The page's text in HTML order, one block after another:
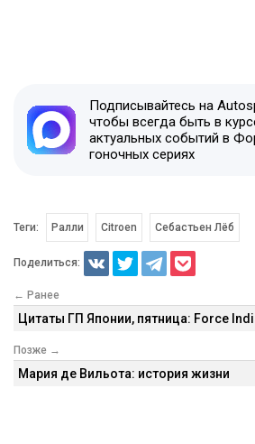
Подписывайтесь на
чтобы всегда быть в
актуальных событий в
гоночных сериях
Теги: Ралли Citroen Себастьен Лёб
Поделиться:
← Ранее
Цитаты ГП Японии, пятница: Force
Позже →
Мария де Вильота: история жизни